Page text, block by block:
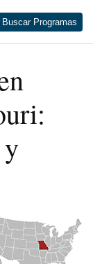
Buscar Programas